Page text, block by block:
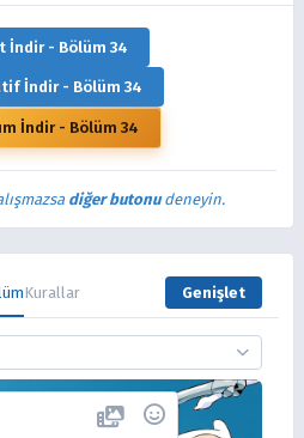
İndir - Bölüm 34
İndir - Bölüm 34
İndir - Bölüm 34
diğer butonudeneyin.
Kurallar Genişlet